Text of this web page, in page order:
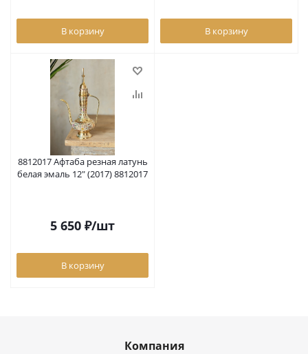
В корзину В корзину
8812017 Афтаба резная латунь
белая эмаль 12" (2017) 8812017
5 650 ₽/шт
В корзину
Компания